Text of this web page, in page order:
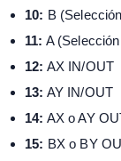
10: B
11: A
12: AX IN/OUT
13: AY IN/OUT
14: AX o AY
15: BX o BY